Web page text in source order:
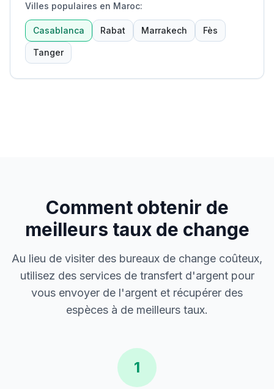
Villes populaires en Maroc:
Casablanca Rabat Marrakech Fès
Tanger
Comment obtenir de
meilleurs taux de change
Au lieu de visiter des bureaux de change coûteux,
utilisez des services de transfert d'argent pour
vous envoyer de l'argent et récupérer des
espèces à de meilleurs taux.
1